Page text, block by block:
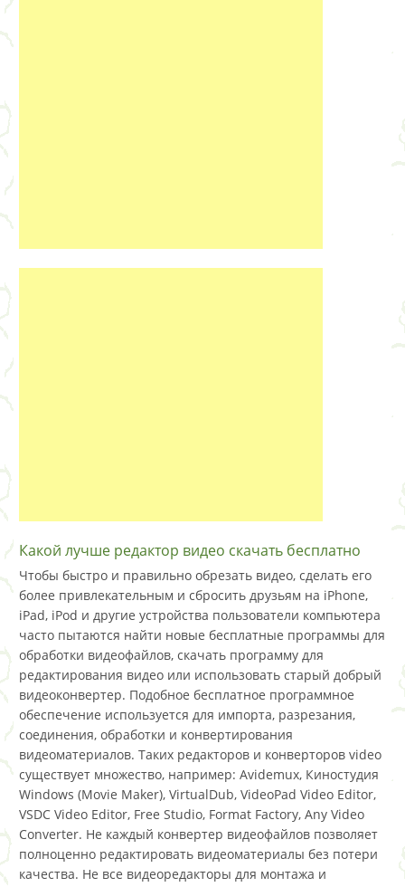
Какой лучше редактор видео скачать бесплатно
Чтобы быстро и правильно обрезать видео, сделать его
более привлекательным и сбросить друзьям на iPhone,
iPad, iPod и другие устройства пользователи компьютера
часто пытаются найти новые бесплатные программы для
обработки видеофайлов, скачать программу для
редактирования видео или использовать старый добрый
видеоконвертер. Подобное бесплатное программное
обеспечение используется для импорта, разрезания,
соединения, обработки и конвертирования
видеоматериалов. Таких редакторов и конверторов video
существует множество, например: Avidemux, Киностудия
Windows (Movie Maker), VirtualDub, VideoPad Video Editor,
VSDC Video Editor, Free Studio, Format Factory, Any Video
Converter. Не каждый конвертер видеофайлов позволяет
полноценно редактировать видеоматериалы без потери
качества. Не все видеоредакторы для монтажа и